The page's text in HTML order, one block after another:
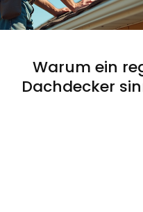
Warum ein
Dachdecker